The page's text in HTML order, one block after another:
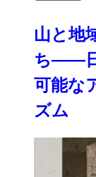
山と地
ち――
可能な
ズム